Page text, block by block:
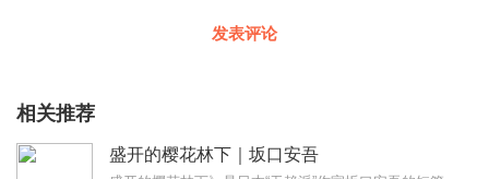
发表评论
相关推荐
盛开的樱花林下｜坂口安吾